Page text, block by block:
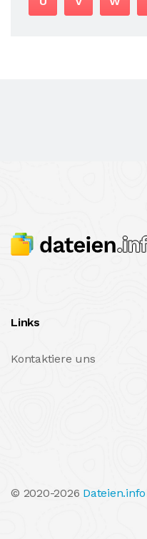
Links
Kontaktiere uns
© 2020-2026 Dateien.info